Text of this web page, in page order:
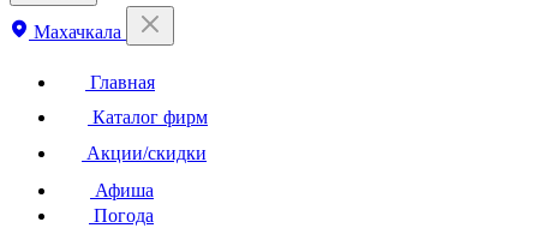
Махачкала
Главная
Каталог фирм
Акции/скидки
Афиша
Погода